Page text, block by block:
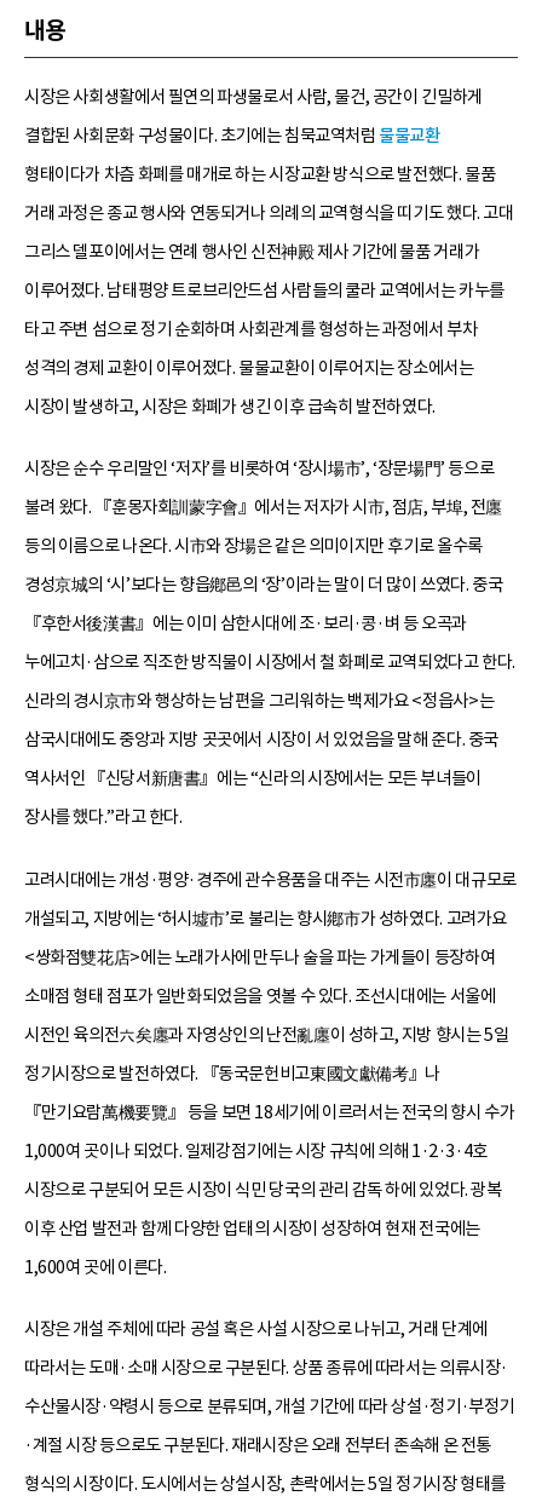
내용
시장은 사회생활에서 필연의 파생물로서 사람, 물건, 공간이 긴밀하게
결합된 사회문화 구성물이다. 초기에는 침묵교역처럼 물물교환
형태이다가 차츰 화폐를 매개로 하는 시장교환 방식으로 발전했다. 물품
거래 과정은 종교 행사와 연동되거나 의례의 교역형식을 띠기도 했다. 고대
그리스 델포이에서는 연례 행사인 신전神殿 제사 기간에 물품 거래가
이루어졌다. 남태평양 트로브리안드섬 사람들의 쿨라 교역에서는 카누를
타고 주변 섬으로 정기 순회하며 사회관계를 형성하는 과정에서 부차
성격의 경제 교환이 이루어졌다. 물물교환이 이루어지는 장소에서는
시장이 발생하고, 시장은 화폐가 생긴 이후 급속히 발전하였다.
시장은 순수 우리말인 ‘저자’를 비롯하여 ‘장시場市’, ‘장문場門’ 등으로
불려 왔다. 『훈몽자회訓蒙字會』에서는 저자가 시市, 점店, 부埠, 전廛
등의 이름으로 나온다. 시市와 장場은 같은 의미이지만 후기로 올수록
경성京城의 ‘시’보다는 향읍鄕邑의 ‘장’이라는 말이 더 많이 쓰였다. 중국
『후한서後漢書』에는 이미 삼한시대에 조·보리·콩·벼 등 오곡과
누에고치·삼으로 직조한 방직물이 시장에서 철 화폐로 교역되었다고 한다.
신라의 경시京市와 행상하는 남편을 그리워하는 백제가요 <정읍사>는
삼국시대에도 중앙과 지방 곳곳에서 시장이 서 있었음을 말해 준다. 중국
역사서인 『신당서新唐書』에는 “신라의 시장에서는 모든 부녀들이
장사를 했다.”라고 한다.
고려시대에는 개성·평양·경주에 관수용품을 대주는 시전市廛이 대규모로
개설되고, 지방에는 ‘허시墟市’로 불리는 향시鄕市가 성하였다. 고려가요
<쌍화점雙花店>에는 노래가사에 만두나 술을 파는 가게들이 등장하여
소매점 형태 점포가 일반화되었음을 엿볼 수 있다. 조선시대에는 서울에
시전인 육의전六矣廛과 자영상인의 난전亂廛이 성하고, 지방 향시는 5일
정기시장으로 발전하였다. 『동국문헌비고東國文獻備考』나
『만기요람萬機要覽』 등을 보면 18세기에 이르러서는 전국의 향시 수가
1,000여 곳이나 되었다. 일제강점기에는 시장 규칙에 의해 1·2·3·4호
시장으로 구분되어 모든 시장이 식민 당국의 관리 감독 하에 있었다. 광복
이후 산업 발전과 함께 다양한 업태의 시장이 성장하여 현재 전국에는
1,600여 곳에 이른다.
시장은 개설 주체에 따라 공설 혹은 사설 시장으로 나뉘고, 거래 단계에
따라서는 도매·소매 시장으로 구분된다. 상품 종류에 따라서는 의류시장·
수산물시장·약령시 등으로 분류되며, 개설 기간에 따라 상설·정기·부정기
·계절 시장 등으로도 구분된다. 재래시장은 오래 전부터 존속해 온 전통
형식의 시장이다. 도시에서는 상설시장, 촌락에서는 5일 정기시장 형태를